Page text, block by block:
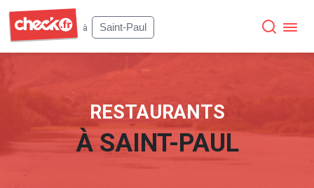
à
Saint-Paul
RESTAURANTS
À SAINT-PAUL